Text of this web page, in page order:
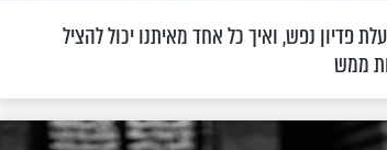
פדיון נפש, ואיך כל אחד מאיתנו יכול להציל
ממש